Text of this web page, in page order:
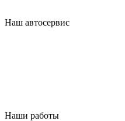
Наш автосервис
Наши работы